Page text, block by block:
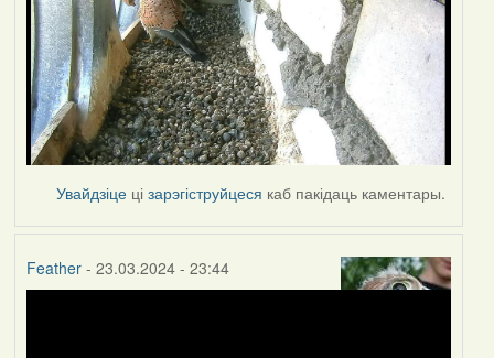
Увайдзіце цізарэгіструйцеся каб пакідаць каментары.
Feather- 23.03.2024 - 23:44